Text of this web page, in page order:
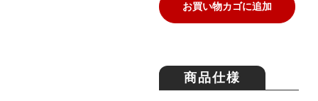
お買い物カゴに追加
商品仕様